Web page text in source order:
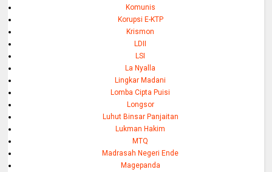
Komunis
Korupsi E-KTP
Krismon
LDII
LSI
La Nyalla
Lingkar Madani
Lomba Cipta Puisi
Longsor
Luhut Binsar Panjaitan
Lukman Hakim
MTQ
Madrasah Negeri Ende
Magepanda